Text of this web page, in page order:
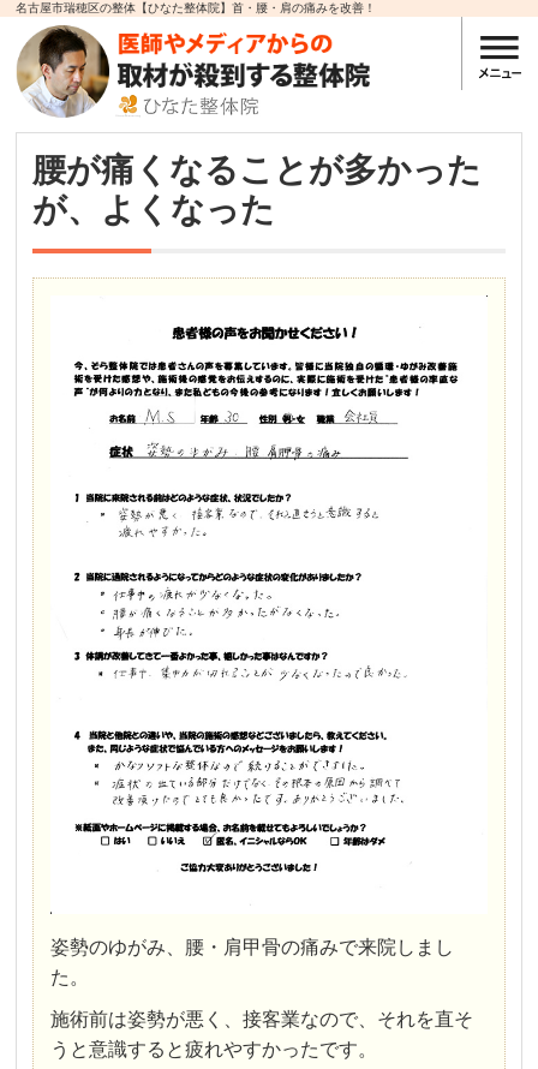
名古屋市瑞穂区の整体【ひなた整体院】首・腰・肩の痛みを改善！
腰が痛くなることが多かった
が、よくなった
姿勢のゆがみ、腰・肩甲骨の痛みで来院しまし
た。
施術前は姿勢が悪く、接客業なので、それを直そ
うと意識すると疲れやすかったです。